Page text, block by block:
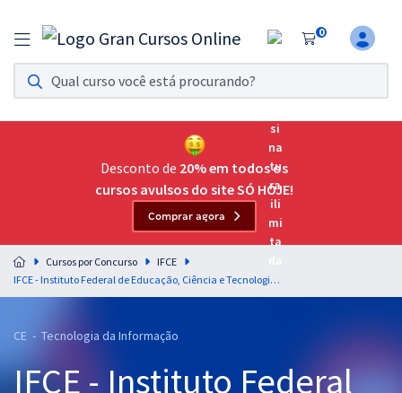
0
Assinatura Ilimitada 11
Acesso a todos os cursos. Teste grátis por 7 dias!
Assinatura OAB Até Passar
Acesso ilimitado a toda preparação para o Exame da
Residências Multiprofissionais
Preparação completa e intensiva para as principais
residências em saúde do Brasil
Cursos 20% OFF
Desconto de 20% em todos os
cursos avulsos do site SÓ HOJE!
Comprar agora
Cursos por Concurso
IFCE
IFCE - Instituto Federal de Educação, Ciência e Tecnologia do Ceará - Técnico-Administrativos em Educação (TAE) - Técnico de Tecnologia da Informação (Classe D)
CE - Tecnologia da Informação
IFCE - Instituto Federal